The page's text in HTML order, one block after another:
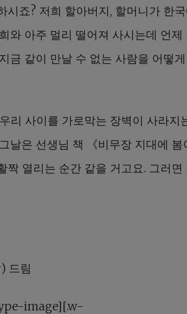
시죠? 저희 할아버지, 할머니가 한
와 아주 멀리 떨어져 사시는데 언제
금 같이 만날 수 없는 사람을 어떻
리 사이를 가로막는 장벽이 사라지
날은 선생님 책 《비무장 지대에 봄
짝 열리는 순간 같을 거고요. 그러면
드림
image][.w-